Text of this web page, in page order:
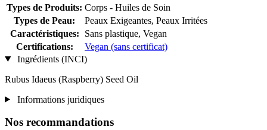
Types de Produits: Corps - Huiles de Soin
Types de Peau:
Peaux Exigeantes, Peaux Irritées
Caractéristiques:
Sans plastique, Vegan
Certifications:
Vegan (sans certificat)
Ingrédients (INCI)
Rubus Idaeus (Raspberry) Seed Oil
Informations juridiques
Nos recommandations